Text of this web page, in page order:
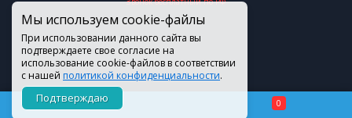
Мы используем cookie-файлы
При использовании данного сайта вы
подтверждаете свое согласие на
использование cookie-файлов в соответствии
с нашей политикой конфиденциальности.
Подтверждаю 0